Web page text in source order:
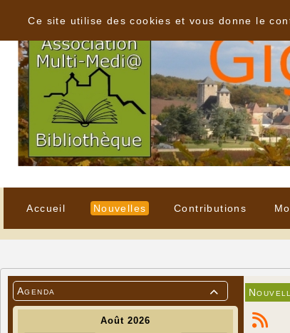
Accueil Nouvelles Contributions

Agenda
Ce site utilise des cookies et vous donne le